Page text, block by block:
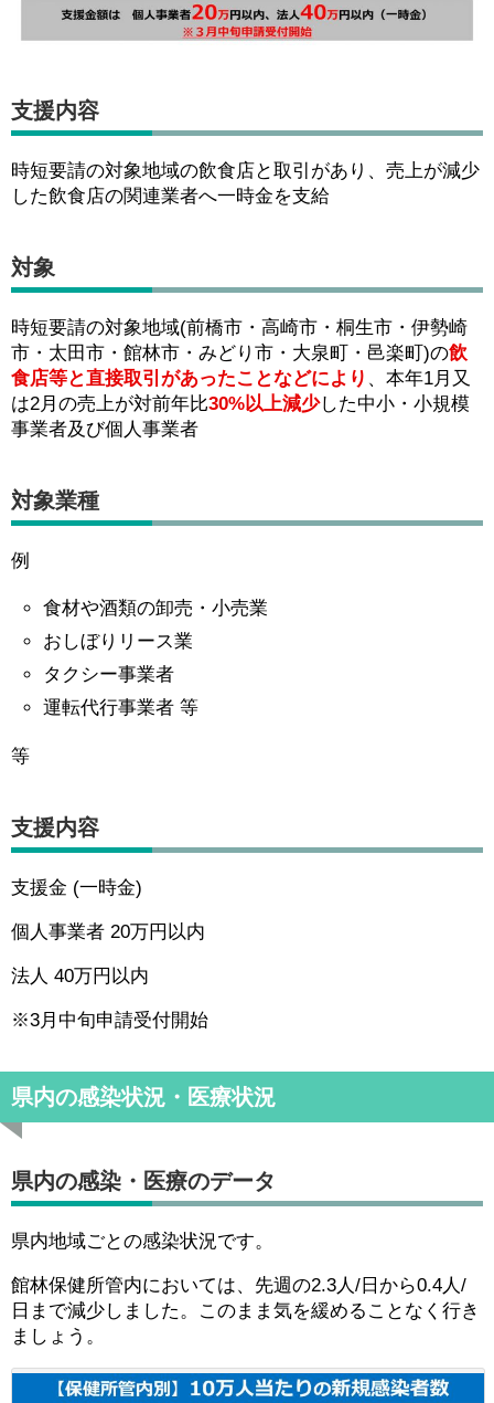
支援内容
時短要請の対象地域の飲食店と取引があり、売上が減少
した飲食店の関連業者へ一時金を支給
対象
時短要請の対象地域(前橋市・高崎市・桐生市・伊勢崎
市・太田市・館林市・みどり市・大泉町・邑楽町)の飲
食店等と直接取引があったことなどにより 、本年1月又
は2月の売上が対前年比30%以上減少した中小・小規模
事業者及び個人事業者
対象業種
例
食材や酒類の卸売・小売業
おしぼりリース業
タクシー事業者
運転代行事業者 等
等
支援内容
支援金 (一時金)
個人事業者 20万円以内
法人 40万円以内
※3月中旬申請受付開始
県内の感染状況・医療状況
県内の感染・医療のデータ
県内地域ごとの感染状況です。
館林保健所管内においては、先週の2.3人/日から0.4人/
日まで減少しました。このまま気を緩めることなく行き
ましょう。